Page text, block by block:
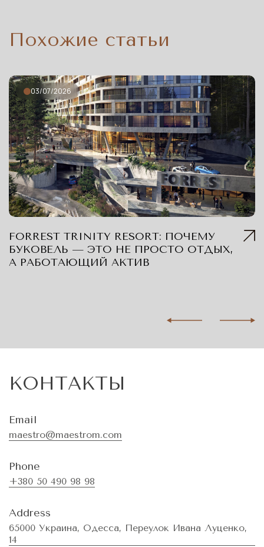
Похожие статьи
03/07/2026
FORREST TRINITY RESORT: ПОЧЕМУ
БУКОВЕЛЬ — ЭТО НЕ ПРОСТО ОТДЫХ,
А РАБОТАЮЩИЙ АКТИВ
КОНТАКТЫ
Email
maestro@maestrom.com
Phone
+380 50 490 98 98
Address
65000 Украина, Одесса, Переулок Ивана Луценко,
14